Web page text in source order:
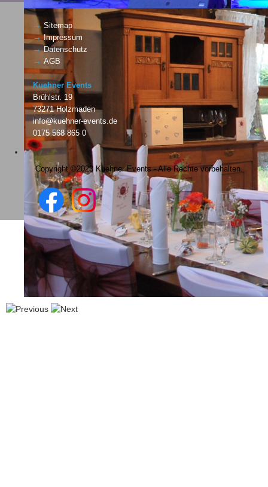
→ Sitemap
→Impressum
→Datenschutz
→ AGB
Kuehner Events
Brühlstr. 19
73271 Holzmaden
info@kuehner-events.de
0175 568 865 0
Copyright ©2023 Kuehner Events - Alle Rechte vorbehalten.